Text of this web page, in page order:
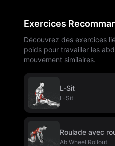
Exercices
Découvrez des exercices
poids pour travailler les
mouvement similaires.
L-Sit
L-Sit
Roulade avec
Ab Wheel Rollout